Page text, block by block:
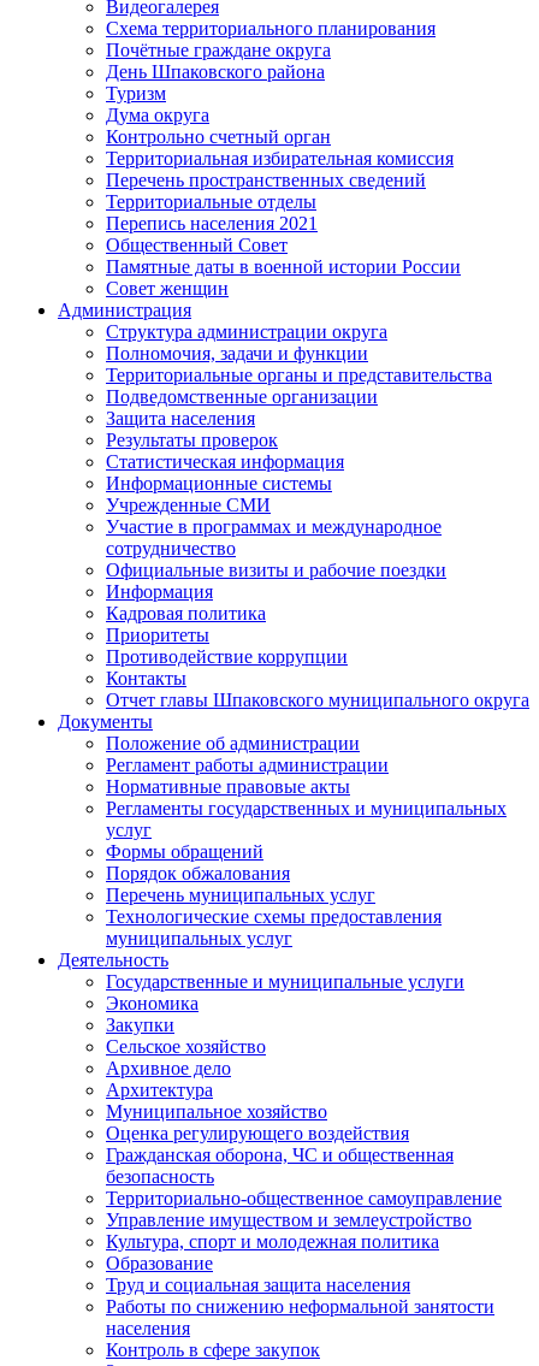
Видеогалерея
Схема территориального планирования
Почётные граждане округа
День Шпаковского района
Туризм
Дума округа
Контрольно счетный орган
Территориальная избирательная комиссия
Перечень пространственных сведений
Территориальные отделы
Перепись населения 2021
Общественный Совет
Памятные даты в военной истории России
Совет женщин
Администрация
Структура администрации округа
Полномочия, задачи и функции
Территориальные органы и представительства
Подведомственные организации
Защита населения
Результаты проверок
Статистическая информация
Информационные системы
Учрежденные СМИ
Участие в программах и международное
сотрудничество
Официальные визиты и рабочие поездки
Информация
Кадровая политика
Приоритеты
Противодействие коррупции
Контакты
Отчет главы Шпаковского муниципального округа
Документы
Положение об администрации
Регламент работы администрации
Нормативные правовые акты
Регламенты государственных и муниципальных
услуг
Формы обращений
Порядок обжалования
Перечень муниципальных услуг
Технологические схемы предоставления
муниципальных услуг
Деятельность
Государственные и муниципальные услуги
Экономика
Закупки
Сельское хозяйство
Архивное дело
Архитектура
Муниципальное хозяйство
Оценка регулирующего воздействия
Гражданская оборона, ЧС и общественная
безопасность
Территориально-общественное самоуправление
Управление имуществом и землеустройство
Культура, спорт и молодежная политика
Образование
Труд и социальная защита населения
Работы по снижению неформальной занятости
населения
Контроль в сфере закупок